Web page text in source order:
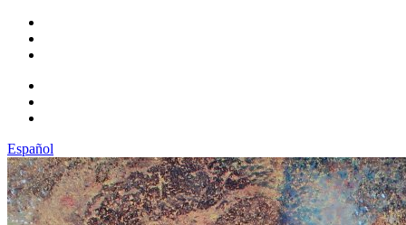
Español